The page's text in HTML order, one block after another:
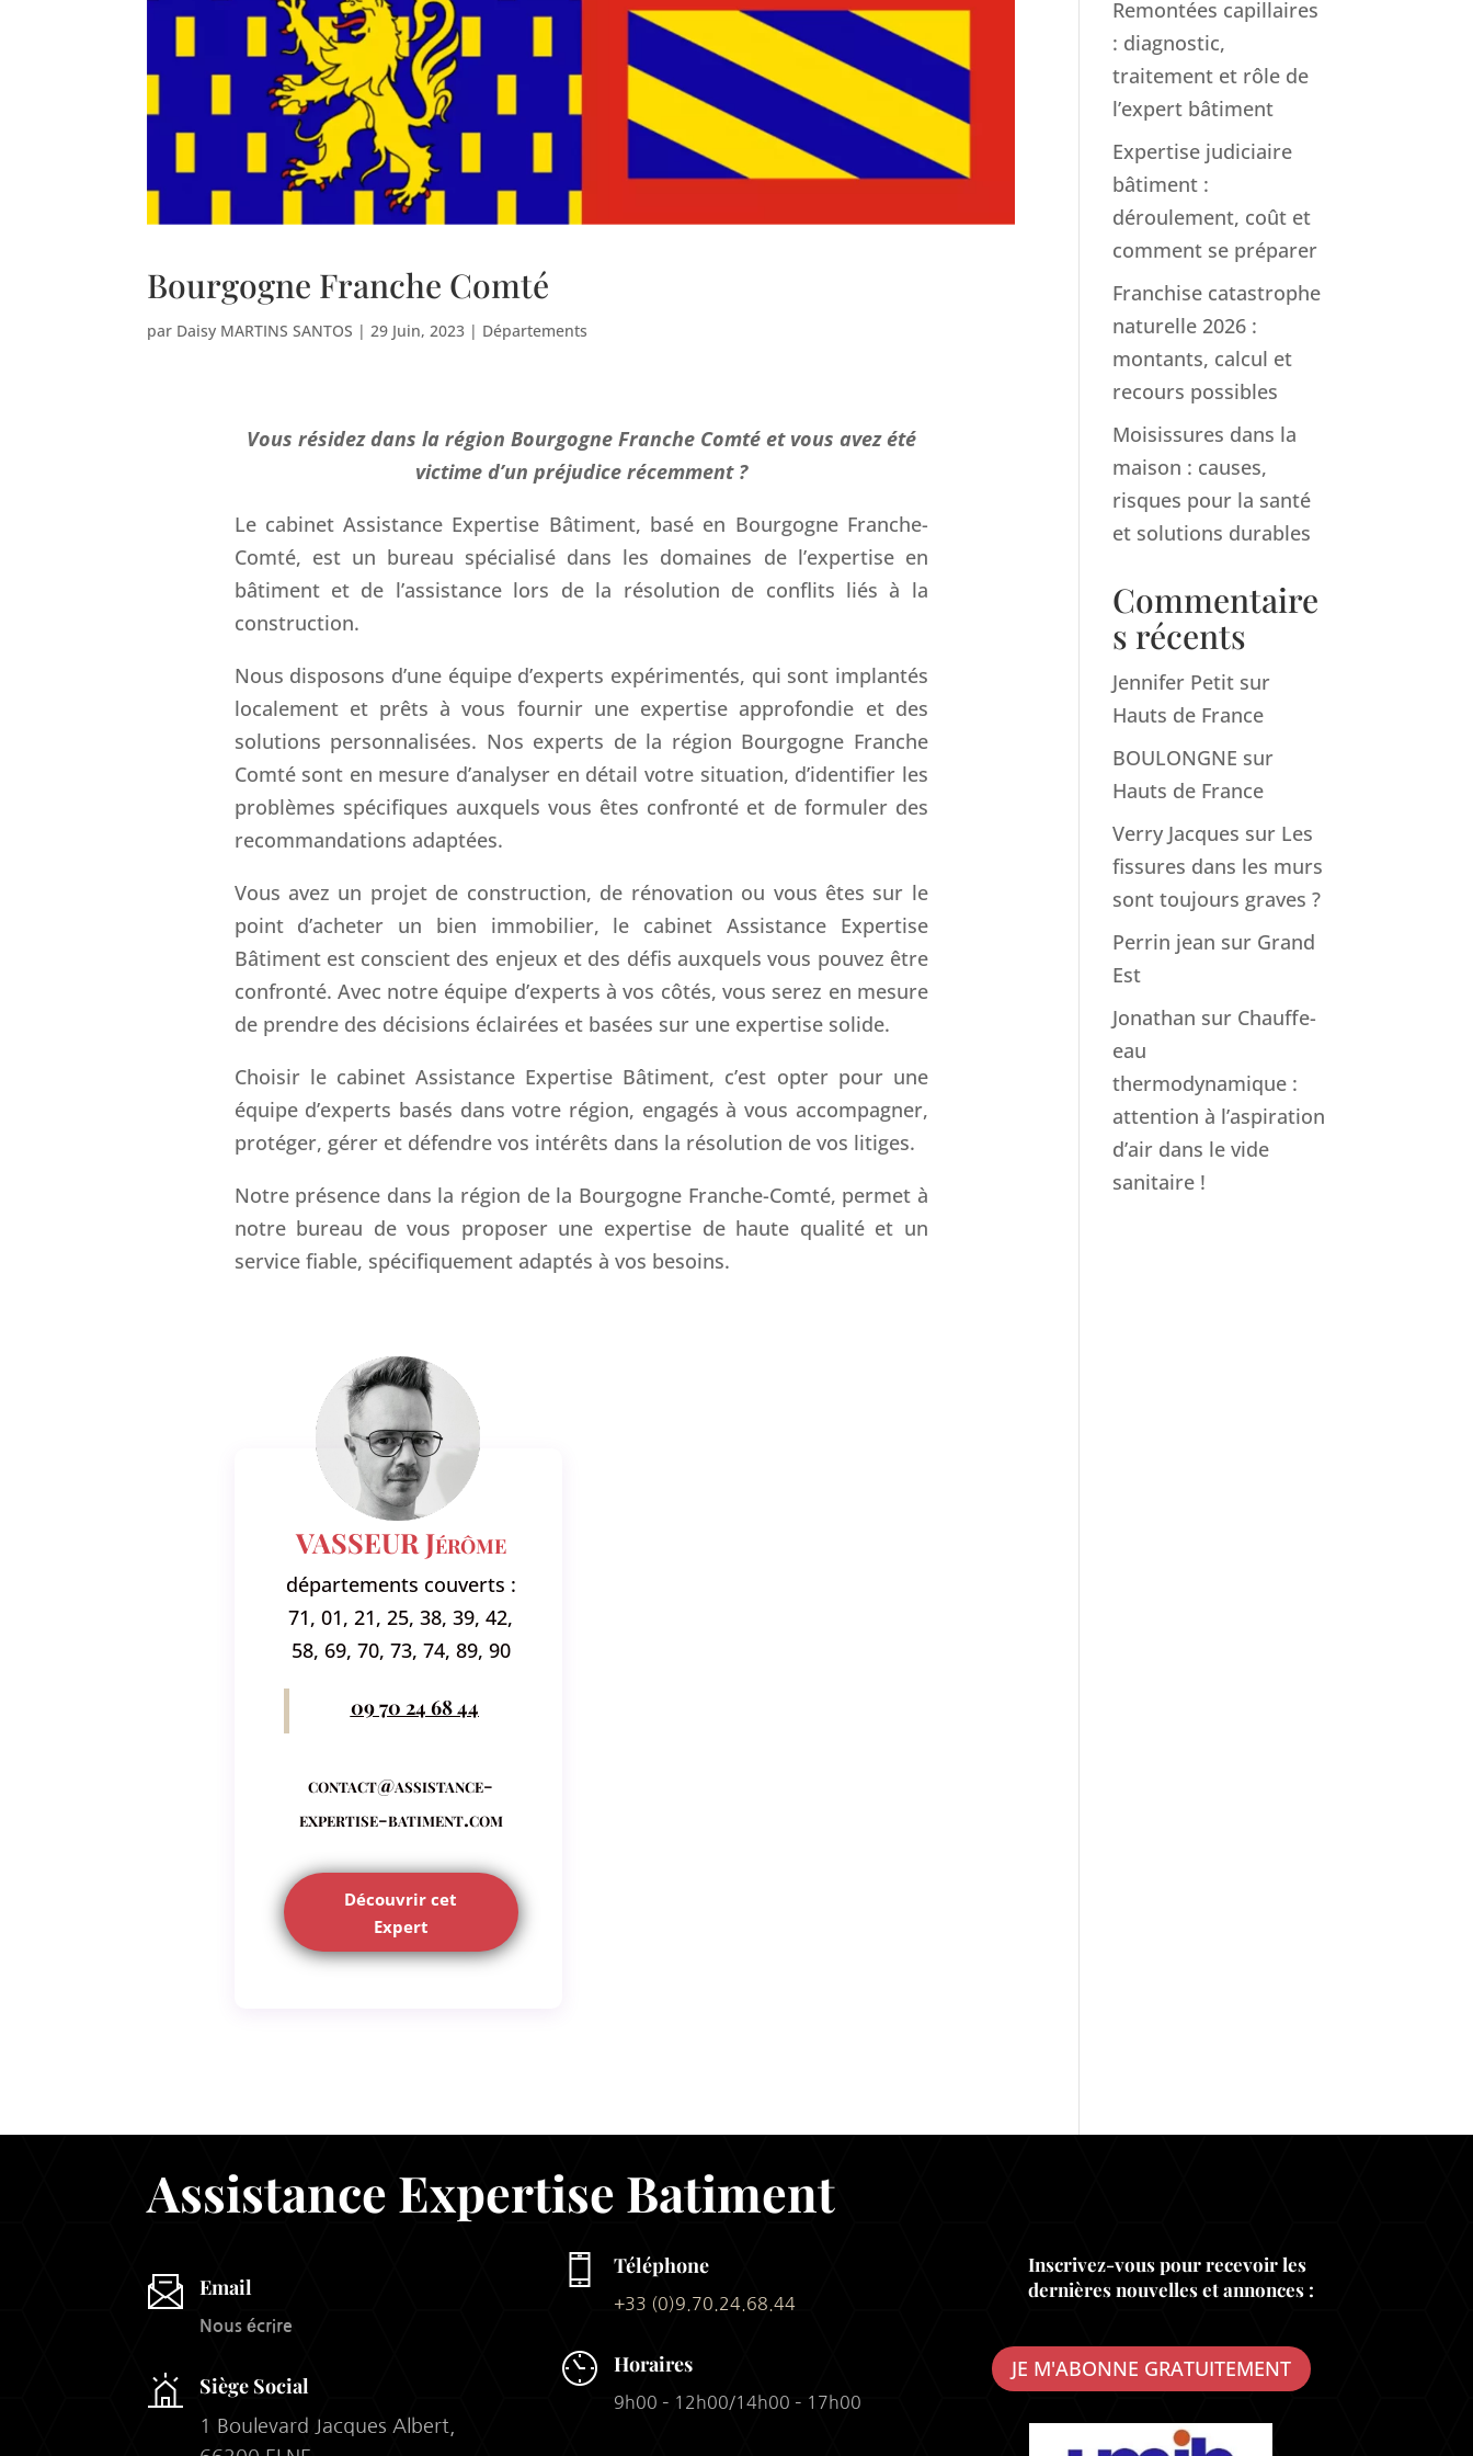
Bourgogne Franche Comté
par Daisy MARTINS SANTOS | 29 Juin, 2023 | Départements
Vous résidez dans la région Bourgogne Franche Comté et vous avez été
victime d’un préjudice récemment ?
Le cabinet Assistance Expertise Bâtiment, basé en Bourgogne Franche-
Comté, est un bureau spécialisé dans les domaines de l’expertise en
bâtiment et de l’assistance lors de la résolution de conflits liés à la
construction.
Nous disposons d’une équipe d’experts expérimentés, qui sont implantés
localement et prêts à vous fournir une expertise approfondie et des
solutions personnalisées. Nos experts de la région Bourgogne Franche
Comté sont en mesure d’analyser en détail votre situation, d’identifier les
problèmes spécifiques auxquels vous êtes confronté et de formuler des
recommandations adaptées.
Vous avez un projet de construction, de rénovation ou vous êtes sur le
point d’acheter un bien immobilier, le cabinet Assistance Expertise
Bâtiment est conscient des enjeux et des défis auxquels vous pouvez être
confronté. Avec notre équipe d’experts à vos côtés, vous serez en mesure
de prendre des décisions éclairées et basées sur une expertise solide.
Choisir le cabinet Assistance Expertise Bâtiment, c’est opter pour une
équipe d’experts basés dans votre région, engagés à vous accompagner,
protéger, gérer et défendre vos intérêts dans la résolution de vos litiges.
Notre présence dans la région de la Bourgogne Franche-Comté, permet à
notre bureau de vous proposer une expertise de haute qualité et un
service fiable, spécifiquement adaptés à vos besoins.
VASSEUR Jérôme
départements couverts :
71, 01, 21, 25, 38, 39, 42,
58, 69, 70, 73, 74, 89, 90
09 70 24 68 44
contact@assistance-
expertise-batiment.com
Découvrir cet
Expert
Remontées capillaires
: diagnostic,
traitement et rôle de
l’expert bâtiment
Expertise judiciaire
bâtiment :
déroulement, coût et
comment se préparer
Franchise catastrophe
naturelle 2026 :
montants, calcul et
recours possibles
Moisissures dans la
maison : causes,
risques pour la santé
et solutions durables
Commentaire
s récents
Jennifer Petit sur
Hauts de France
BOULONGNE sur
Hauts de France
Verry Jacques sur Les
fissures dans les murs
sont toujours graves ?
Perrin jean sur Grand
Est
Jonathan sur Chauffe-
eau
thermodynamique :
attention à l’aspiration
d’air dans le vide
sanitaire !
Assistance Expertise Batiment
Email
Nous écrire
Siège Social
1 Boulevard Jacques Albert,
Téléphone
+33 (0)9.70.24.68.44
Horaires
9h00 – 12h00/14h00 – 17h00
Inscrivez-vous pour recevoir les
dernières nouvelles et annonces :
JE M'ABONNE GRATUITEMENT